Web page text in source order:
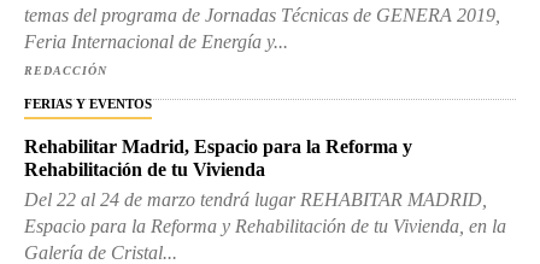
temas del programa de Jornadas Técnicas de GENERA 2019,
Feria Internacional de Energía y...
REDACCIÓN
FERIAS Y EVENTOS
Rehabilitar Madrid, Espacio para la Reforma y
Rehabilitación de tu Vivienda
Del 22 al 24 de marzo tendrá lugar REHABITAR MADRID,
Espacio para la Reforma y Rehabilitación de tu Vivienda, en la
Galería de Cristal...